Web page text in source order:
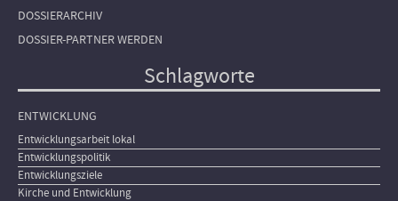
DOSSIERARCHIV
DOSSIER-PARTNER WERDEN
Schlagworte
ENTWICKLUNG
Entwicklungsarbeit lokal
Entwicklungspolitik
Entwicklungsziele
Kirche und Entwicklung